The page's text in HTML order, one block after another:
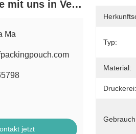
uns in Verbindung
Ma
jetzt
Typ:
Material:
Druckerei: